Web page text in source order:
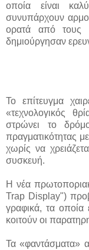
οποία είναι
συνυπάρχουν
ορατά από τους
δημιούργησαν
Το επίτευγμα
«τεχνολογικός
στρώνει το
πραγματικότητας
χωρίς να
συσκευή.
Η νέα
Trap Display")
γραφικά, τα οποία
κοιτούν οι
Τα «φαντάσματα»